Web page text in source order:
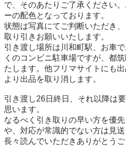
で、そのあたりご了承ください
ーの配色となっております。
状態は写真にてご判断いただき
取り引きお願いいたします。
引き渡し場所は川和町駅、お車
くのコンビニ駐車場ですが、都
たします。他フリマサイトにも
より出品を取り消します。
引き渡し26日終日、それ以降は
思います。
なるべく引き取りの早い方を優
や、対応が常識的でない方は見送
長々読んでいただきありがとうご